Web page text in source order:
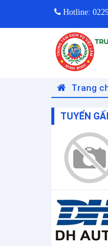
Hotline:
Trang
TUYỂN